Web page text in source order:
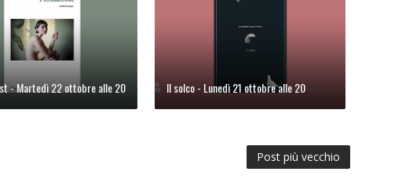
- Martedì 22 ottobre alle 20 Il solco - Lunedì 21 ottobre alle 20
Post più vecchio